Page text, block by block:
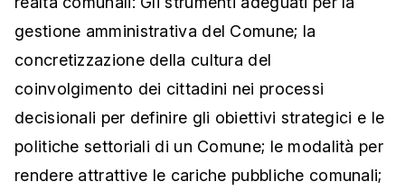
gestione amministrativa del Comune; la
concretizzazione della cultura del
coinvolgimento dei cittadini nei processi
decisionali per definire gli obiettivi strategici e le
politiche settoriali di un Comune; le modalità per
rendere attrattive le cariche pubbliche comunali;